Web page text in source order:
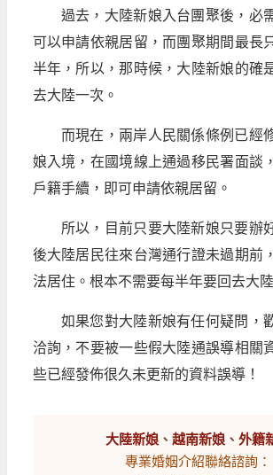
過去，大陸新娘入台團聚後，必
可以申請依親居留，而團聚期間最長
半年，所以，那時候，大陸新娘的確
去大陸一次。
而現在，兩岸人民關係條例已經
娘入境，在國境線上通過移民署面談
戶籍手續，即可申請依親居留。
所以，目前只要大陸新娘只要辦
後大陸居民往來台灣通行證未過期前
法居住。根本不需要每半年要回去大
如果您對大陸新娘有任何疑問，
洽詢，不要被一些假大陸通誤導相關
些已經發佈很久未更新的資料誤導！
大陸新娘、 越南新娘、 外籍
專業婚姻介紹聯絡諮詢：